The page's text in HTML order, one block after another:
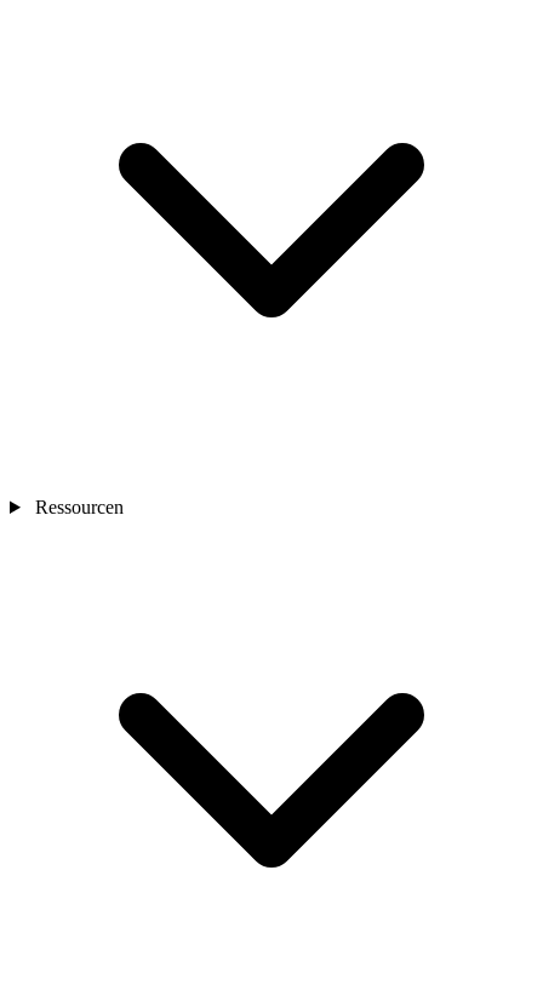
Ressourcen